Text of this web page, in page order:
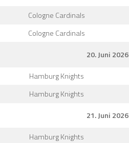
Cologne Cardinals
Cologne Cardinals
20. Juni 2026
Hamburg Knights
Hamburg Knights
21. Juni 2026
Hamburg Knights